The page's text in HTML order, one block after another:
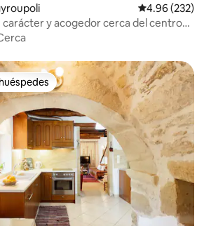
Calificación
4.96 (232)
y acogedor cerca del centro
Favorito entre huéspedes